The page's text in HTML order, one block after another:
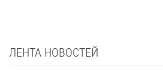
ЛЕНТА НОВОСТЕЙ